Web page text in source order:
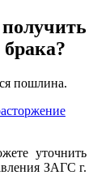
пошлина.
уточнить
ЗАГС г.